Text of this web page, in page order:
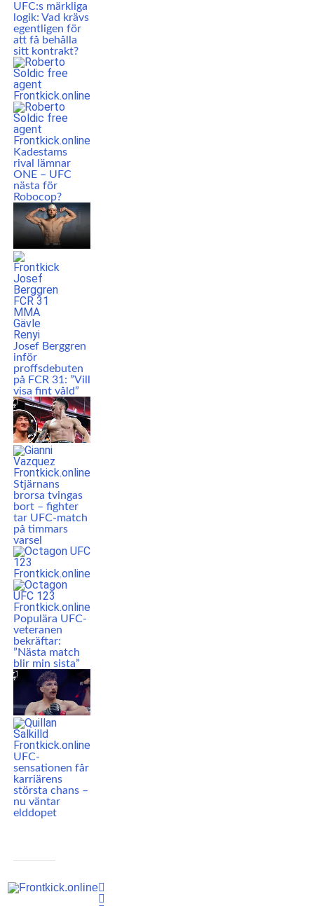
UFC:s märkliga
logik: Vad krävs
egentligen för
att få behålla
sitt kontrakt?
Kadestams
rival lämnar
ONE – UFC
nästa för
Robocop?
Josef Berggren
inför
proffsdebuten
på FCR 31: ”Vill
visa fint våld”
Stjärnans
brorsa tvingas
bort – fighter
tar UFC-match
på timmars
varsel
Populära UFC-
veteranen
bekräftar:
”Nästa match
blir min sista”
UFC-
sensationen får
karriärens
största chans –
nu väntar
elddopet